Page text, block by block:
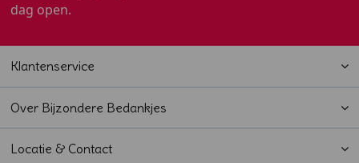
dag open.
Klantenservice
Over Bijzondere Bedankjes
Locatie & Contact